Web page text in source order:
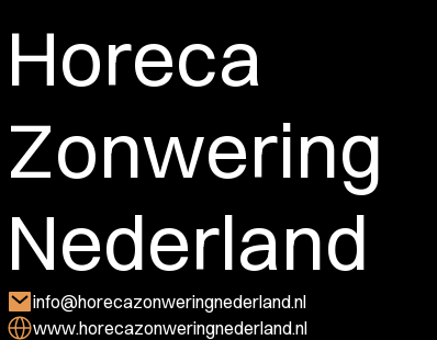
Horeca
Zonwering
Nederland
info@horecazonweringnederland.nl
www.horecazonweringnederland.nl